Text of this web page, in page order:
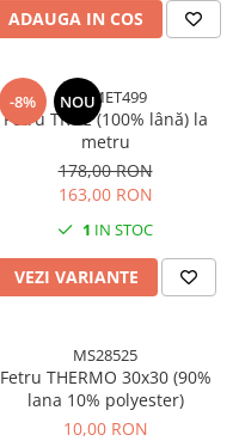
ADAUGA IN COS
-8% NOU
TRVMET499
Fetru TRUE (100% lână) la
metru
178,00 RON
163,00 RON
1 IN STOC
VEZI VARIANTE
MS28525
Fetru THERMO 30x30 (90%
lana 10% polyester)
10,00 RON